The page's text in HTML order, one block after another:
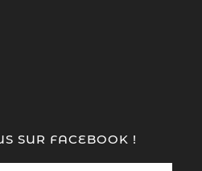
SUR FACEBOOK !